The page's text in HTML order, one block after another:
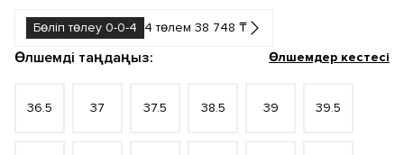
Бөліп төлеу 0-0-4 4 төлем 38 748 ₸
Өлшемді таңдаңыз: Өлшемдер кестесі
36.5 37 37.5 38.5 39 39.5